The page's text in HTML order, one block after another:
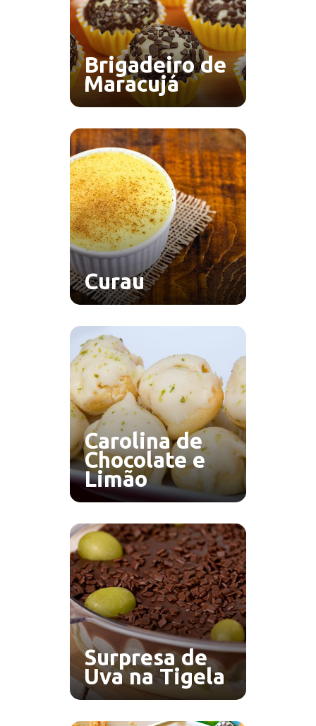
Brigadeiro de
Maracujá
Curau
Carolina de
Chocolate e
Limão
Surpresa de
Uva na Tigela